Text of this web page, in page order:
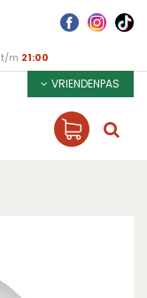
t/m 21:00
VRIENDENPAS